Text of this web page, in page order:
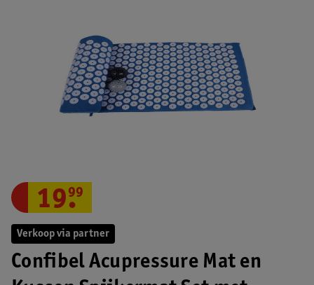
Verkoop via partner
Confibel Acupressure Mat en
19.
99